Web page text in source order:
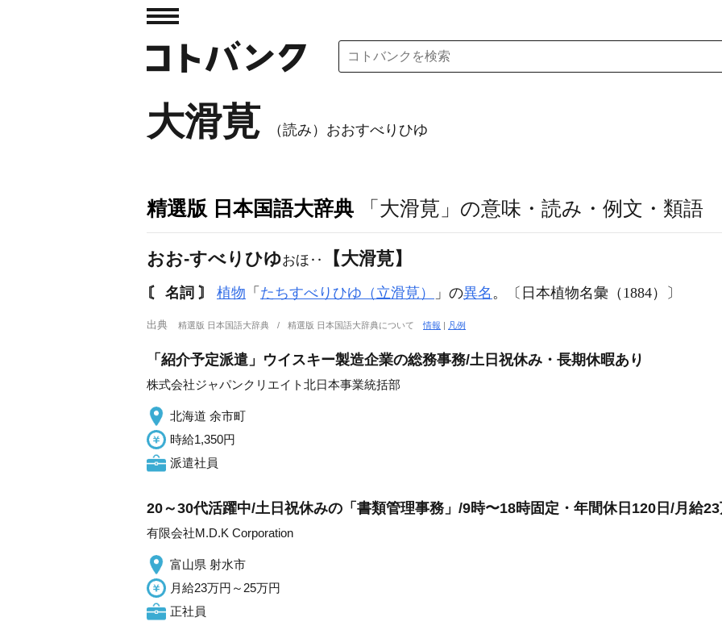
大滑莧 （読み）おおすべりひゆ
精選版 日本国語大辞典 「大滑莧」の意味・読み・例文・類語
おお‐すべりひゆおほ‥ 【大滑莧】
〘 名詞 〙 植物 「 たちすべりひゆ（立滑莧） 」の異名 。〔日本植物名彙（1884）〕
出典 精選版 日本国語大辞典 精選版 日本国語大辞典について情報 | 凡例
「紹介予定派遣」ウイスキー製造企業の総務事務/土日祝休み・長期休暇あり
株式会社ジャパンクリエイト北日本事業統括部
北海道 余市町
時給1,350円
派遣社員
20～30代活躍中/土日祝休みの「書類管理事務」/9時〜18時固定・年間休日120日/月給
有限会社M.D.K Corporation
富山県 射水市
月給23万円～25万円
正社員